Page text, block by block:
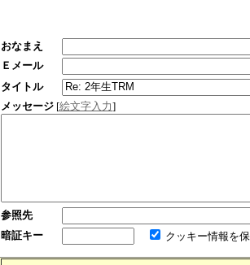
おなまえ
Ｅメール
タイトル
メッセージ [絵文字入力]
参照先
暗証キー
クッキー情報を